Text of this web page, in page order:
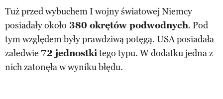
Tuż przed wybuchem I wojny światowej Niemcy
posiadały około 380 okrętów podwodnych. Pod
tym względem były prawdziwą potęgą. USA posiadała
zaledwie 72 jednostkitego typu. W dodatku jedna z
nich zatonęła w wyniku błędu.